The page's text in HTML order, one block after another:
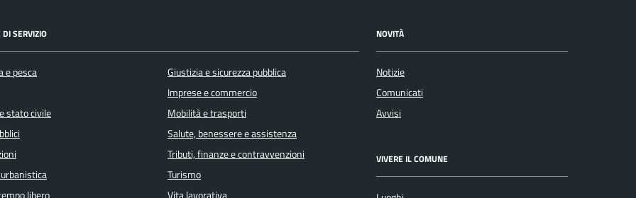
DI SERVIZIO
e pesca
stato civile
Giustizia e sicurezza pubblica
Imprese e commercio
Mobilità e trasporti
Salute, benessere e assistenza
Tributi, finanze e contravvenzioni
Turismo
NOVITÀ
Notizie
Comunicati
Avvisi
VIVERE IL COMUNE